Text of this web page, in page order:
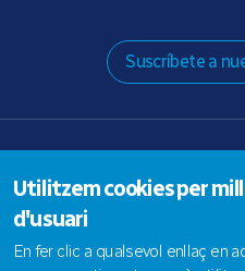
Suscríbete a
Política
Utilitzem cookies per
d'usuari
En fer clic a qualsevol enllaç en